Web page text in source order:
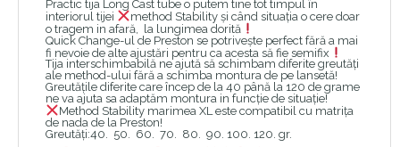
Practic tija Long Cast tube o putem tine tot timpul în
interiorul tijei
method Stability și când situația o cere doar
o tragem in afară, la lungimea dorită
Quick Change-ul de Preston se potrivește perfect fără a mai
fi nevoie de alte ajustări pentru ca acesta să fie semifix
Tija interschimbabilă ne ajută să schimbam diferite greutăți
ale method-ului fără a schimba montura de pe lansetă!
Greutățile diferite care încep de la 40 până la 120 de grame
ne va ajuta sa adaptăm montura in funcție de situație!
Method Stability marimea XL este compatibil cu matrița
de nada de la Preston!
Greutăți:40. 50. 60. 70. 80. 90. 100. 120. gr.